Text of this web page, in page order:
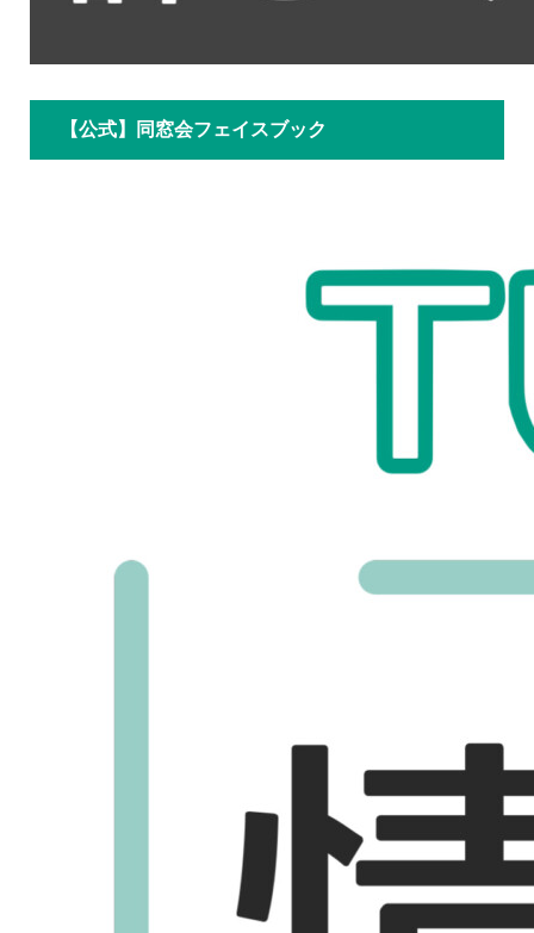
【公式】同窓会フェイスブック